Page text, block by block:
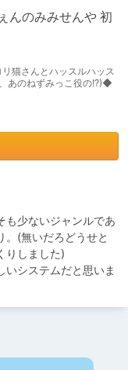
んのみみせんや 初
猫さんとハッスルハッス
あのねずみっこ役の!?)◆
も少ないジャンルであ
。(無いだろどうせと
りしました)
いシステムだと思いま